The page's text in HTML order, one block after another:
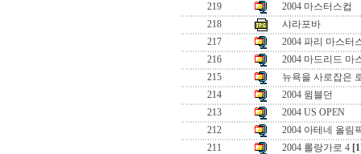
219
2004 마스터스컵
218
샤라포바
217
2004 파리 마스터
216
2004 마드리드 마
215
뉴욕을 사로잡은
214
2004 윔블던
213
2004 US OPEN
212
2004 아테네 올림
211
2004 롤랑가로 4